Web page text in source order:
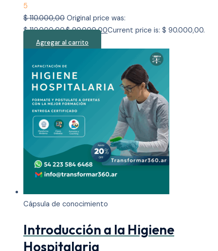
5
$110.000,00 Original price was:
$ 110.000,00.$90.000,00Current price is: $ 90.000,00.
Agregar al carrito
Cápsula de conocimiento
Introducción a la Higiene
Hospitalaria